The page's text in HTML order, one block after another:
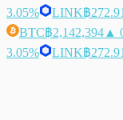
3.05%
LINK฿272.91
BTC฿2,142,394 ▲
3.05%
LINK฿272.91